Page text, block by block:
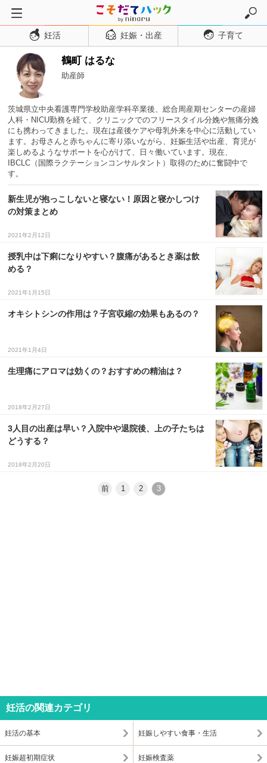
トップページ
妊活
妊娠・出産
妊娠初期
妊娠中期
妊娠後期
出産
子育て・育児
２歳児
妊活 妊娠・出産 子育て
鶴町 はるな
助産師
茨城県立中央看護専門学校助産学科卒業後、総合周産期センターの産婦
人科・NICU勤務を経て、クリニックでのフリースタイル分娩や無痛分娩
にも携わってきました。現在は産後ケアや母乳外来を中心に活動してい
ます。お母さんと赤ちゃんに寄り添いながら、妊娠生活や出産、育児が
楽しめるようなサポートを心がけて、日々働いています。現在、
IBCLC（国際ラクテーションコンサルタント）取得のために奮闘中で
す。
新生児が抱っこしないと寝ない！原因と寝かしつけ
の対策まとめ
2021年2月12日
授乳中は下痢になりやすい？腹痛があるとき薬は飲
める？
2021年1月15日
オキシトシンの作用は？子宮収縮の効果もあるの？
2021年1月4日
生理痛にアロマは効くの？おすすめの精油は？
2018年2月27日
3人目の出産は早い？入院中や退院後、上の子たちは
どうする？
2018年2月20日
前 1 2 3
妊活の関連カテゴリ
妊活の基本 妊娠しやすい食事・生活
妊娠超初期症状 妊娠検査薬